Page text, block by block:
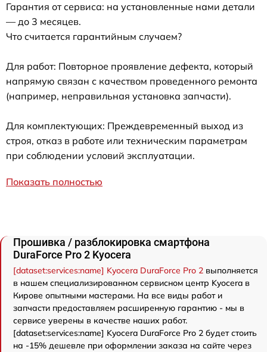
Гарантия от сервиса: на установленные нами детали
— до 3 месяцев.
Что считается гарантийным случаем?
Для работ: Повторное проявление дефекта, который
напрямую связан с качеством проведенного ремонта
(например, неправильная установка запчасти).
Для комплектующих: Преждевременный выход из
строя, отказ в работе или техническим параметрам
при соблюдении условий эксплуатации.
Показать полностью
Прошивка / разблокировка смартфона
DuraForce Pro 2 Kyocera
[dataset:services:name] Kyocera DuraForce Pro 2 выполняется
в нашем специализированном сервисном центр Kyocera в
Кирове опытными мастерами. На все виды работ и
запчасти предоставляем расширенную гарантию - мы в
сервисе уверены в качестве наших работ.
[dataset:services:name] Kyocera DuraForce Pro 2 будет стоить
на -15% дешевле при оформлении заказа на сайте через